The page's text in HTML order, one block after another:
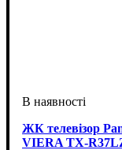
ЖК телевізор
VIERA TX-